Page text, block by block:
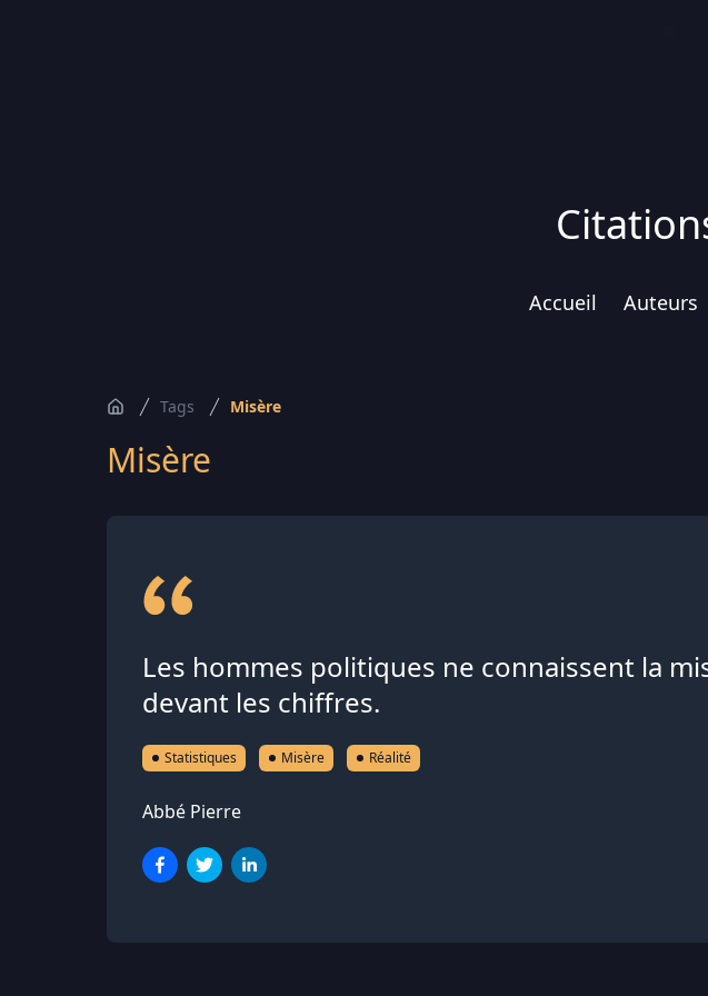
Accueil Auteurs
Tags Misère
Misère
Les hommes politiques ne connaissent la
devant les chiffres.
Statistiques Misère Réalité
Abbé Pierre